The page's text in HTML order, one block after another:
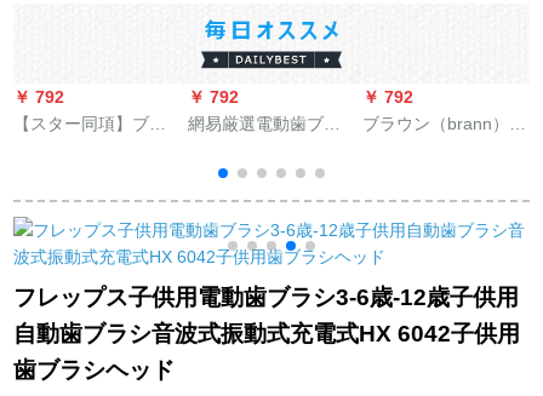
￥ 792
【スター同項】ブラ
式家庭用全自動音波
式回転式D 16同項適
配ブラシヘッド(3本
￥ 792
網易厳選電動歯ブラ
カップル充電式音波
式振動歯ブラシアッ
プグレードモデルの
面白いバージョン-パ
ールホワイト
￥ 792
ブラウン（brann）ド
ラシヘッド電動交換
歯ブラシ大人歯ブラ
シヘッドEB 20-8+2ダ
ブルクリーンタイプ
10本
フレップス子供用電動歯ブラシ3-6歳-12歳子供用
自動歯ブラシ音波式振動式充電式HX 6042子供用
歯ブラシヘッド